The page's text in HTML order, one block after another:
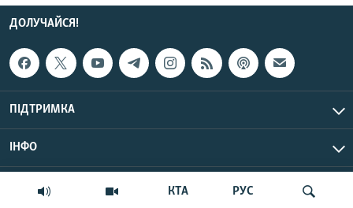
КТА РУС
ДОЛУЧАЙСЯ!
ПІДТРИМКА
ІНФО
© Крим.Реалії, 2026 | Усі права застережено.